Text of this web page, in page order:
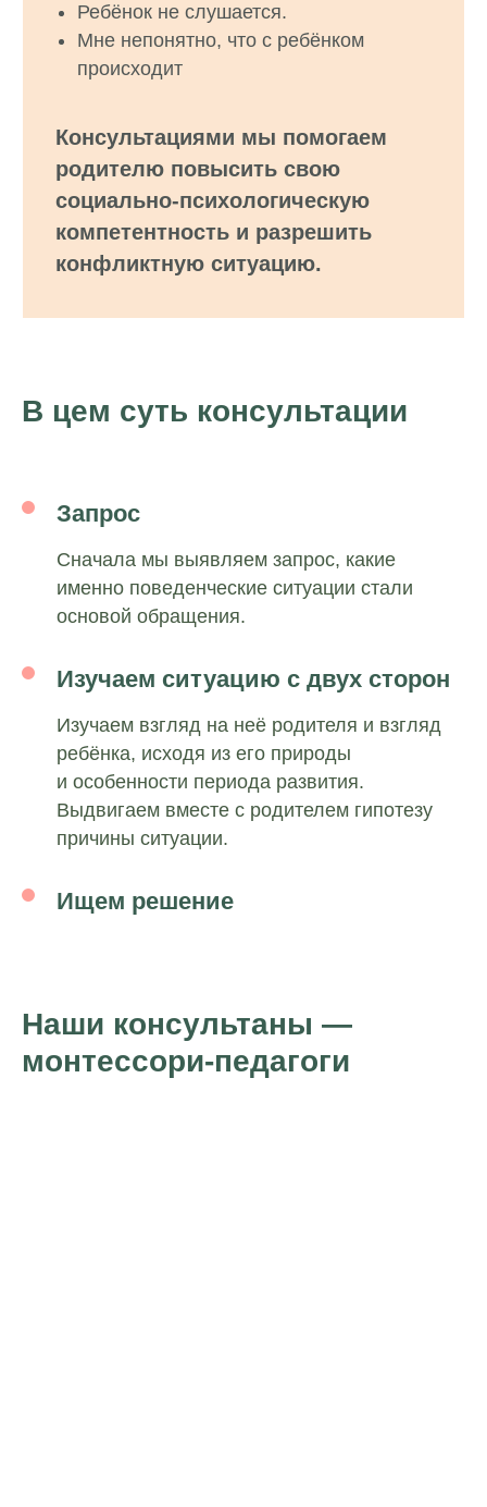
Ребёнок не слушается.
Мне непонятно, что с ребёнком
происходит
Консультациями мы помогаем
родителю повысить свою
социально-психологическую
компетентность и разрешить
конфликтную ситуацию.
В цем суть консультации
Запрос
Сначала мы выявляем запрос, какие
именно поведенческие ситуации стали
основой обращения.
Изучаем ситуацию с двух сторон
Изучаем взгляд на неё родителя и взгляд
ребёнка, исходя из его природы
и особенности периода развития.
Выдвигаем вместе с родителем гипотезу
причины ситуации.
Ищем решение
Наши консультаны —
монтессори-педагоги